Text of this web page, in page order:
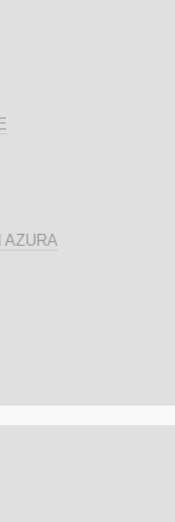
AZURA